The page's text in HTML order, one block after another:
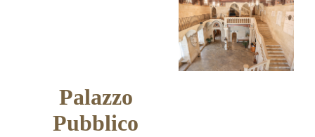
Palazzo
Pubblico